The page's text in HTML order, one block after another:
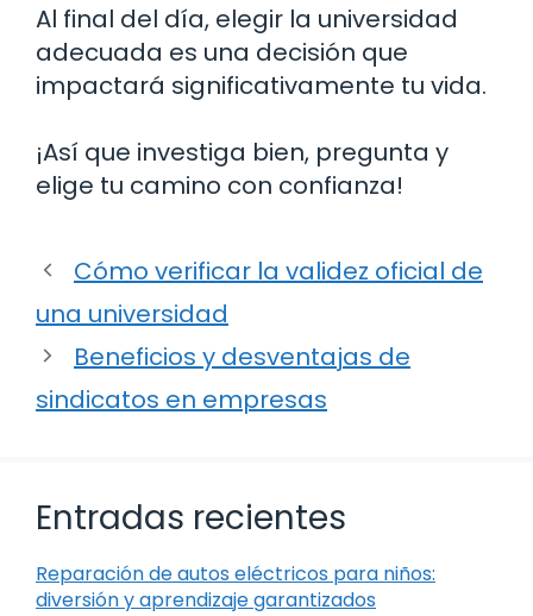
Al final del día, elegir la universidad
adecuada es una decisión que
impactará significativamente tu vida.
¡Así que investiga bien, pregunta y
elige tu camino con confianza!
Cómo verificar la validez oficial de
una universidad
Beneficios y desventajas de
sindicatos en empresas
Entradas recientes
Reparación de autos eléctricos para niños:
diversión y aprendizaje garantizados